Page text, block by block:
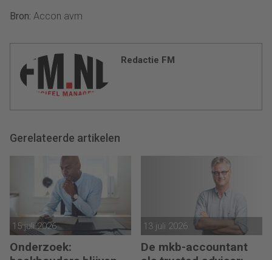
Bron: Accon avm
Redactie FM
Gerelateerde artikelen
15 juli 2026
Onderzoek:
13 juli 2026
De mkb-accountant